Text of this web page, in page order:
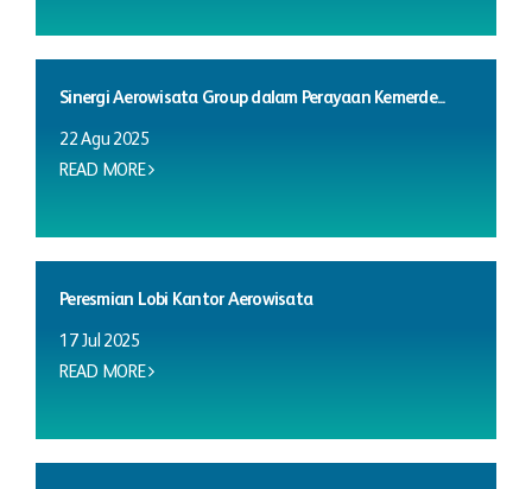
Sinergi Aerowisata Group dalam Perayaan Kemerde...
22 Agu 2025
READ MORE
Peresmian Lobi Kantor Aerowisata
17 Jul 2025
READ MORE